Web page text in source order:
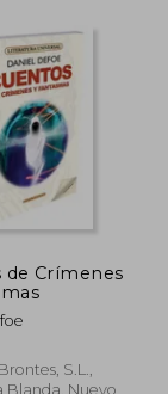
de Crímenes
S.L.,
Blanda, Nuevo